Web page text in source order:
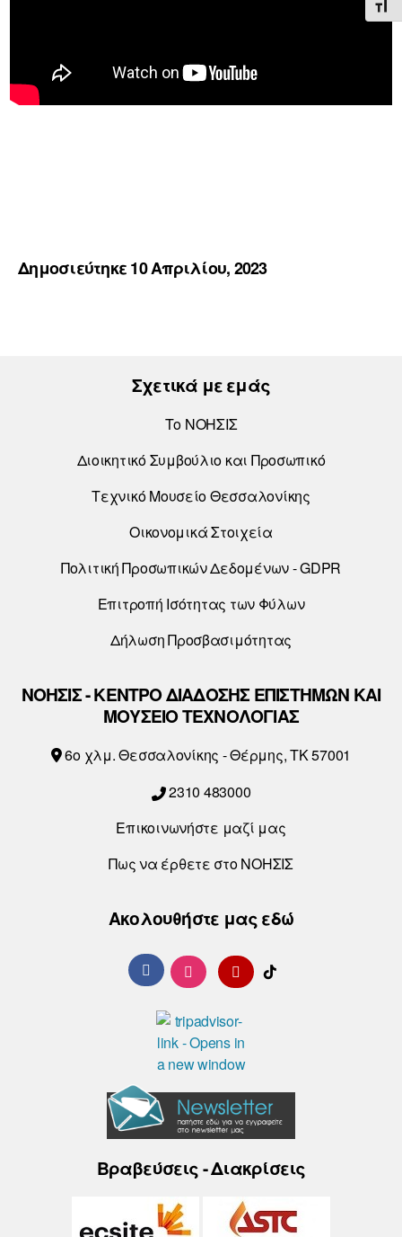
Δημοσιεύτηκε 10 Απριλίου, 2023
Σχετικά με εμάς
Το ΝΟΗΣΙΣ
Διοικητικό Συμβούλιο και Προσωπικό
Τεχνικό Μουσείο Θεσσαλονίκης
Οικονομικά Στοιχεία
Πολιτική Προσωπικών Δεδομένων - GDPR
Επιτροπή Ισότητας των Φύλων
Δήλωση Προσβασιμότητας
ΝΟΗΣΙΣ - ΚΕΝΤΡΟ ΔΙΑΔΟΣΗΣ ΕΠΙΣΤΗΜΩΝ ΚΑΙ
ΜΟΥΣΕΙΟ ΤΕΧΝΟΛΟΓΙΑΣ
6o χλμ. Θεσσαλονίκης - Θέρμης, ΤΚ 57001
2310 483000
Επικοινωνήστε μαζί μας
Πως να έρθετε στο ΝΟΗΣΙΣ
Ακολουθήστε μας εδώ
Βραβεύσεις - Διακρίσεις